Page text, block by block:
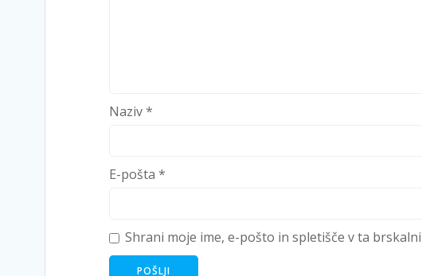
Naziv*
E-pošta *
Shrani moje ime, e-pošto in spletišče v ta